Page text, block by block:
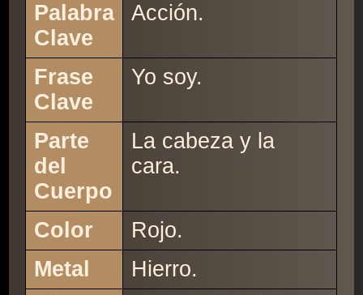
Palabra
Clave
Acción.
Frase
Clave
Yo soy.
Parte
del
Cuerpo
La cabeza y la
cara.
Color
Rojo.
Metal
Hierro.